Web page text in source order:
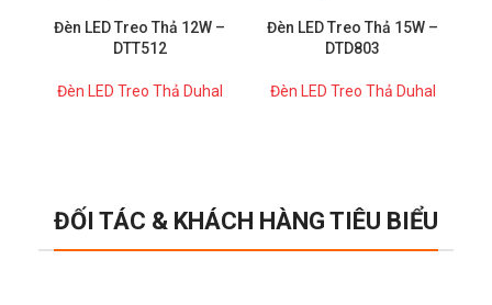
Đèn LED Treo Thả 12W –
DTT512
Đèn LED Treo Thả Duhal
Đèn LED Treo Thả 15W –
DTD803
Đèn LED Treo Thả Duhal
ĐỐI TÁC & KHÁCH HÀNG TIÊU BIỂU